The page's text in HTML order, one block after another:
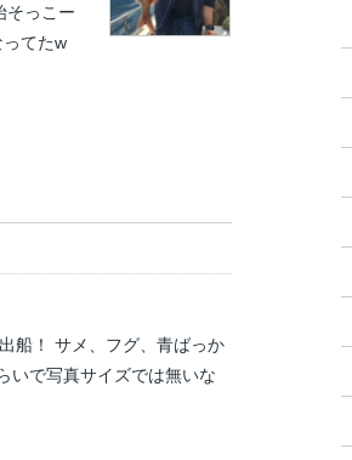
そっこー
てたw
船！ サメ、フグ、青ばっか
いで写真サイズでは無いな